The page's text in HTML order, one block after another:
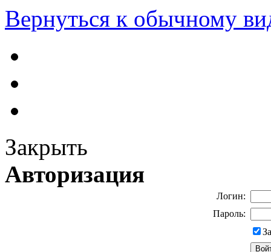
Вернуться к обычному
Закрыть
Авторизация
Логин:
Пароль: